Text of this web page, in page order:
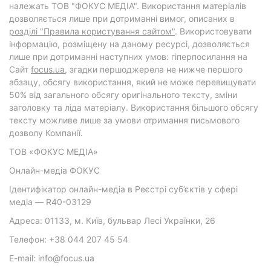
належать ТОВ "ФОКУС МЕДІА". Використання матеріалів
дозволяється лише при дотриманні вимог, описаних в
розділі "Правила користування сайтом". Використовувати
інформацію, розміщену на даному ресурсі, дозволяється
лише при дотриманні наступних умов: гіперпосилання на
Cайт focus.ua, згадки першоджерела не нижче першого
абзацу, обсягу використання, який не може перевищувати
50% від загального обсягу оригінального тексту, зміни
заголовку та ліда матеріалу. Використання більшого обсягу
тексту можливе лише за умови отримання письмового
дозволу Компанії.
ТОВ «ФОКУС МЕДІА»
Онлайн-медіа ФОКУС
Ідентифікатор онлайн-медіа в Реєстрі суб’єктів у сфері
медіа — R40-03129
Адреса: 01133, м. Київ, бульвар Лесі Українки, 26
Телефон: +38 044 207 45 54
E-mail: info@focus.ua